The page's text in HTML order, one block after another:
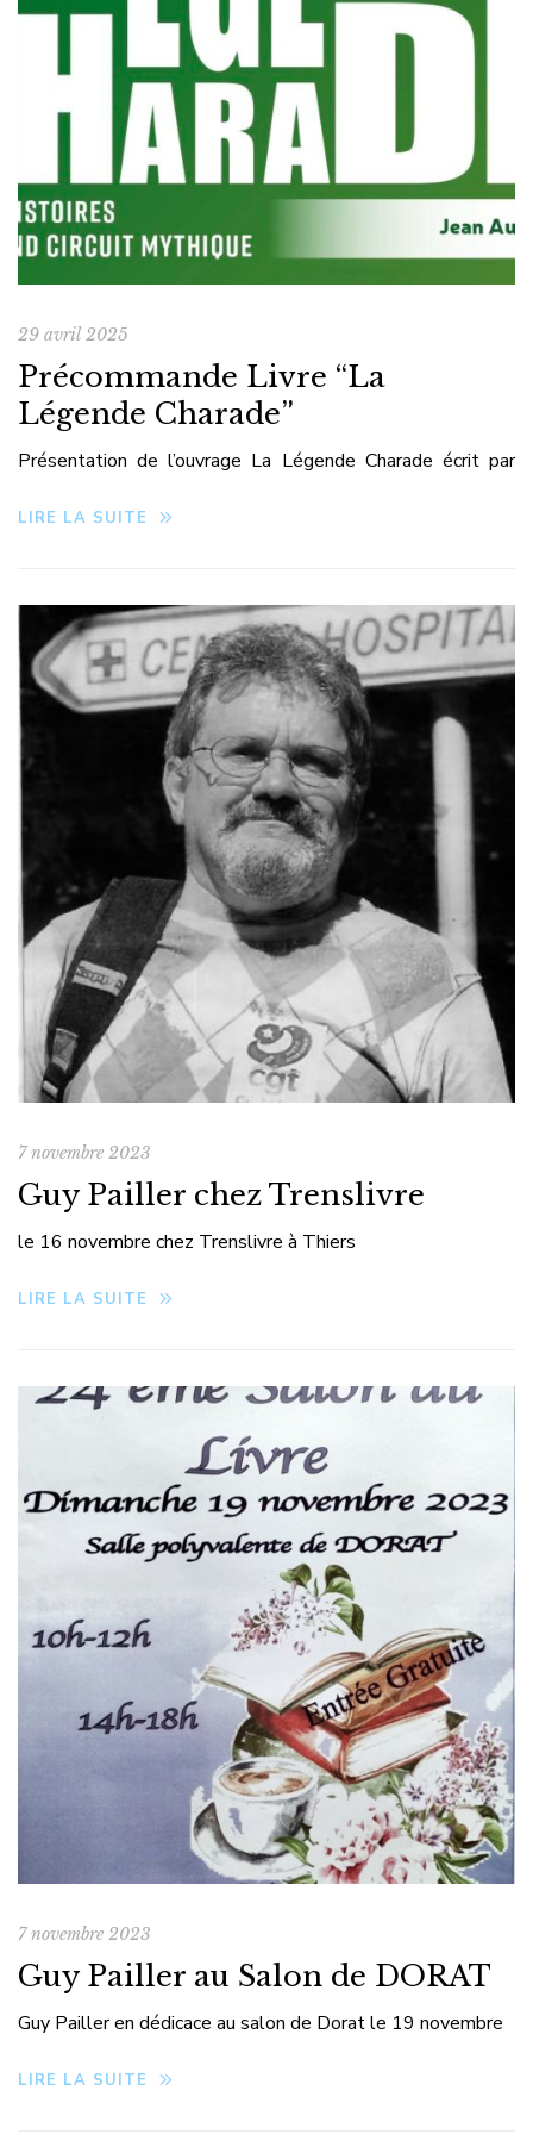
29 avril 2025
Précommande Livre “La
Légende Charade”
Présentation de l’ouvrage La Légende Charade écrit par
LIRE LA SUITE
7 novembre 2023
Guy Pailler chez Trenslivre
le 16 novembre chez Trenslivre à Thiers
LIRE LA SUITE
7 novembre 2023
Guy Pailler au Salon de DORAT
Guy Pailler en dédicace au salon de Dorat le 19 novembre
LIRE LA SUITE